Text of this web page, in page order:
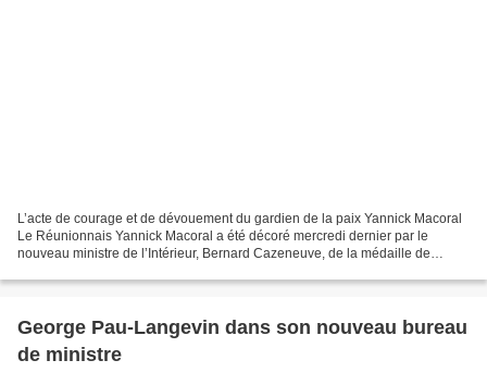
L’acte de courage et de dévouement du gardien de la paix Yannick Macoral
Le Réunionnais Yannick Macoral a été décoré mercredi dernier par le
nouveau ministre de l’Intérieur, Bernard Cazeneuve, de la médaille de
George Pau-Langevin dans son nouveau bureau
de ministre